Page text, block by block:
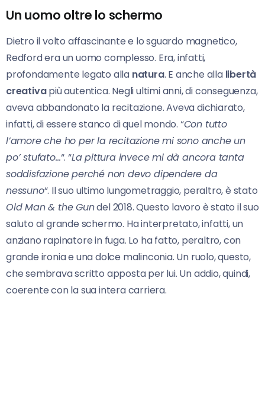
Un uomo oltre lo schermo
Dietro il volto affascinante e lo sguardo magnetico,
Redford era un uomo complesso. Era, infatti,
profondamente legato alla natura. E anche alla libertà
creativapiù autentica. Negli ultimi anni, di conseguenza,
aveva abbandonato la recitazione. Aveva dichiarato,
infatti, di essere stanco di quel mondo. “Con tutto
l’amore che ho per la recitazione mi sono anche un
po’ stufato…“. “La pittura invece mi dà ancora tanta
soddisfazione perché non devo dipendere da
nessuno“. Il suo ultimo lungometraggio, peraltro, è stato
Old Man & the Gundel 2018. Questo lavoro è stato il suo
saluto al grande schermo. Ha interpretato, infatti, un
anziano rapinatore in fuga. Lo ha fatto, peraltro, con
grande ironia e una dolce malinconia. Un ruolo, questo,
che sembrava scritto apposta per lui. Un addio, quindi,
coerente con la sua intera carriera.